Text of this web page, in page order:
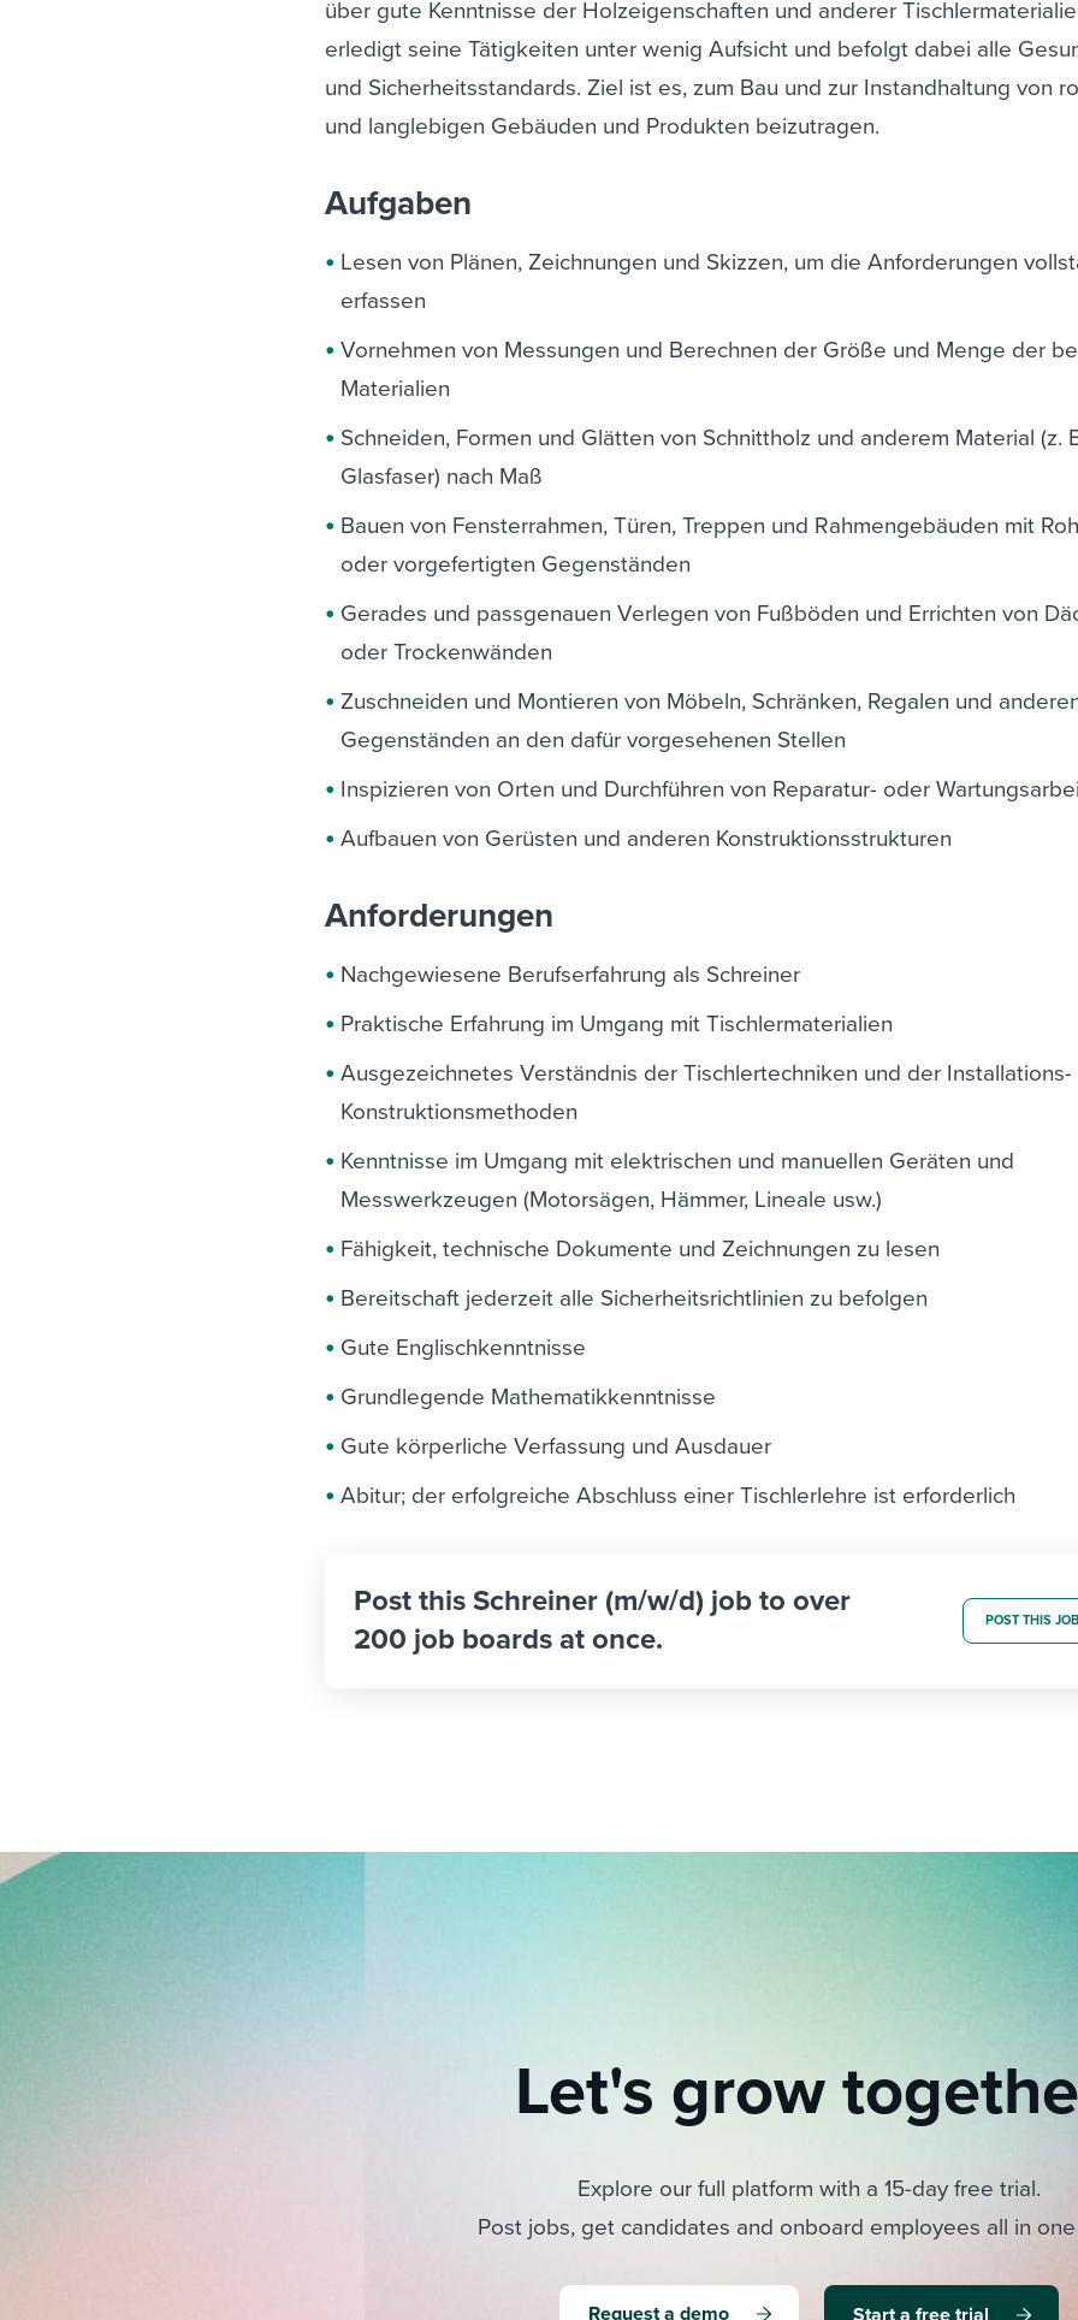
über gute Kenntnisse der Holzeigenschaften und anderer
erledigt seine Tätigkeiten unter wenig Aufsicht und befolgt dabei alle
und Sicherheitsstandards. Ziel ist es, zum Bau und zur Instandhaltung von
und langlebigen Gebäuden und Produkten beizutragen.
Aufgaben
Lesen von Plänen, Zeichnungen und Skizzen, um die Anforderungen
erfassen
Vornehmen von Messungen und Berechnen der Größe und Menge der
Materialien
Schneiden, Formen und Glätten von Schnittholz und anderem Material (z.
Glasfaser) nach Maß
Bauen von Fensterrahmen, Türen, Treppen und Rahmengebäuden mit
oder vorgefertigten Gegenständen
Gerades und passgenauen Verlegen von Fußböden und Errichten von
oder Trockenwänden
Zuschneiden und Montieren von Möbeln, Schränken, Regalen und
Gegenständen an den dafür vorgesehenen Stellen
Inspizieren von Orten und Durchführen von Reparatur- oder
Aufbauen von Gerüsten und anderen Konstruktionsstrukturen
Anforderungen
Nachgewiesene Berufserfahrung als Schreiner
Praktische Erfahrung im Umgang mit Tischlermaterialien
Ausgezeichnetes Verständnis der Tischlertechniken und der Installations-
Konstruktionsmethoden
Kenntnisse im Umgang mit elektrischen und manuellen Geräten und
Messwerkzeugen (Motorsägen, Hämmer, Lineale usw.)
Fähigkeit, technische Dokumente und Zeichnungen zu lesen
Bereitschaft jederzeit alle Sicherheitsrichtlinien zu befolgen
Gute Englischkenntnisse
Grundlegende Mathematikkenntnisse
Gute körperliche Verfassung und Ausdauer
Abitur; der erfolgreiche Abschluss einer Tischlerlehre ist erforderlich
Post this Schreiner (m/w/d) job to over
200 job boards at once.
POST THIS
Let's grow
Explore our full platform with a 15-day free trial.
Post jobs, get candidates and onboard employees all in
Request a demo Start a free trial